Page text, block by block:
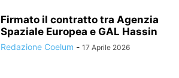
Firmato il contratto tra Agenzia
Spaziale Europea e GAL Hassin
Redazione Coelum - 17 Aprile 2026